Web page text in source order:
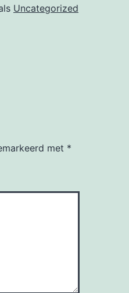
Uncategorized
met *